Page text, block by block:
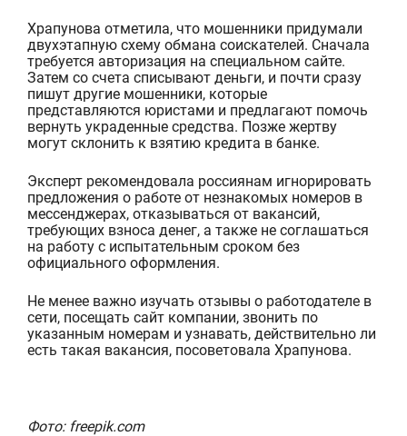
Храпунова отметила, что мошенники придумали
двухэтапную схему обмана соискателей. Сначала
требуется авторизация на специальном сайте.
Затем со счета списывают деньги, и почти сразу
пишут другие мошенники, которые
представляются юристами и предлагают помочь
вернуть украденные средства. Позже жертву
могут склонить к взятию кредита в банке.
Эксперт рекомендовала россиянам игнорировать
предложения о работе от незнакомых номеров в
мессенджерах, отказываться от вакансий,
требующих взноса денег, а также не соглашаться
на работу с испытательным сроком без
официального оформления.
Не менее важно изучать отзывы о работодателе в
сети, посещать сайт компании, звонить по
указанным номерам и узнавать, действительно ли
есть такая вакансия, посоветовала Храпунова.
Фото: freepik.com